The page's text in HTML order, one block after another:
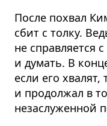
После похвал
сбит с толку.
не справляется
и думать. В
если его хвалят,
и продолжал в
незаслуженной